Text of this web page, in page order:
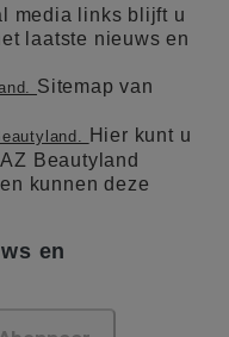
media links blijft u
laatste nieuws en
Sitemap van
Hier kunt u
Beautyland
kunnen deze
en